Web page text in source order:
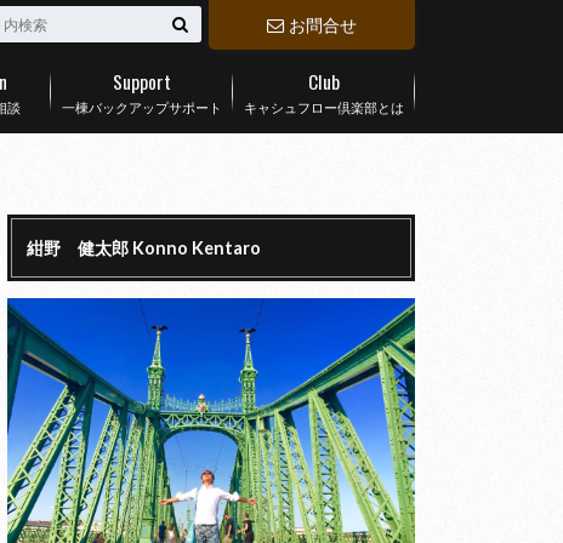
お問合せ
談 一棟バックアップサポート
Support
キャシュフロー倶楽部とは
Club
紺野 健太郎 Konno Kentaro